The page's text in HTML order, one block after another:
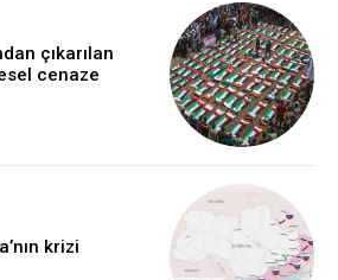
çıkarılan
cenaze
krizi